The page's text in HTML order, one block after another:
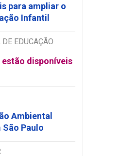
para ampliar o
Infantil
EDUCAÇÃO
estão disponíveis
Ambiental
Paulo